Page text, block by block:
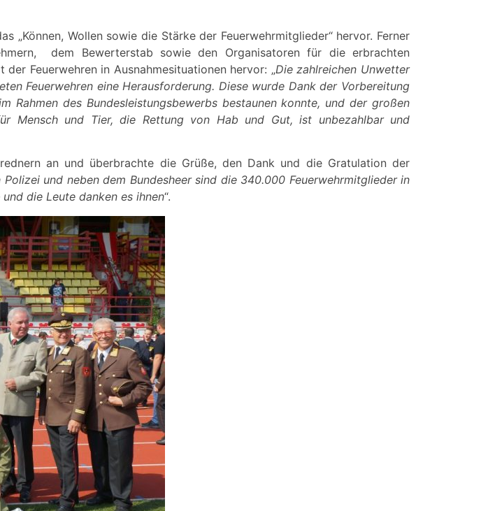
„Können, Wollen sowie die Stärke der Feuerwehrmitglieder“ hervor. Ferner
dem Bewerterstab sowie den Organisatoren für die erbrachten
Feuerwehren in Ausnahmesituationen hervor: „Die zahlreichen Unwetter
Feuerwehren eine Herausforderung. Diese wurde Dank der Vorbereitung
Rahmen des Bundesleistungsbewerbs bestaunen konnte, und der großen
Mensch und Tier, die Rettung von Hab und Gut, ist unbezahlbar und
an und überbrachte die Grüße, den Dank und die Gratulation der
Polizei und neben dem Bundesheer sind die 340.000 Feuerwehrmitglieder in
die Leute danken es ihnen“.